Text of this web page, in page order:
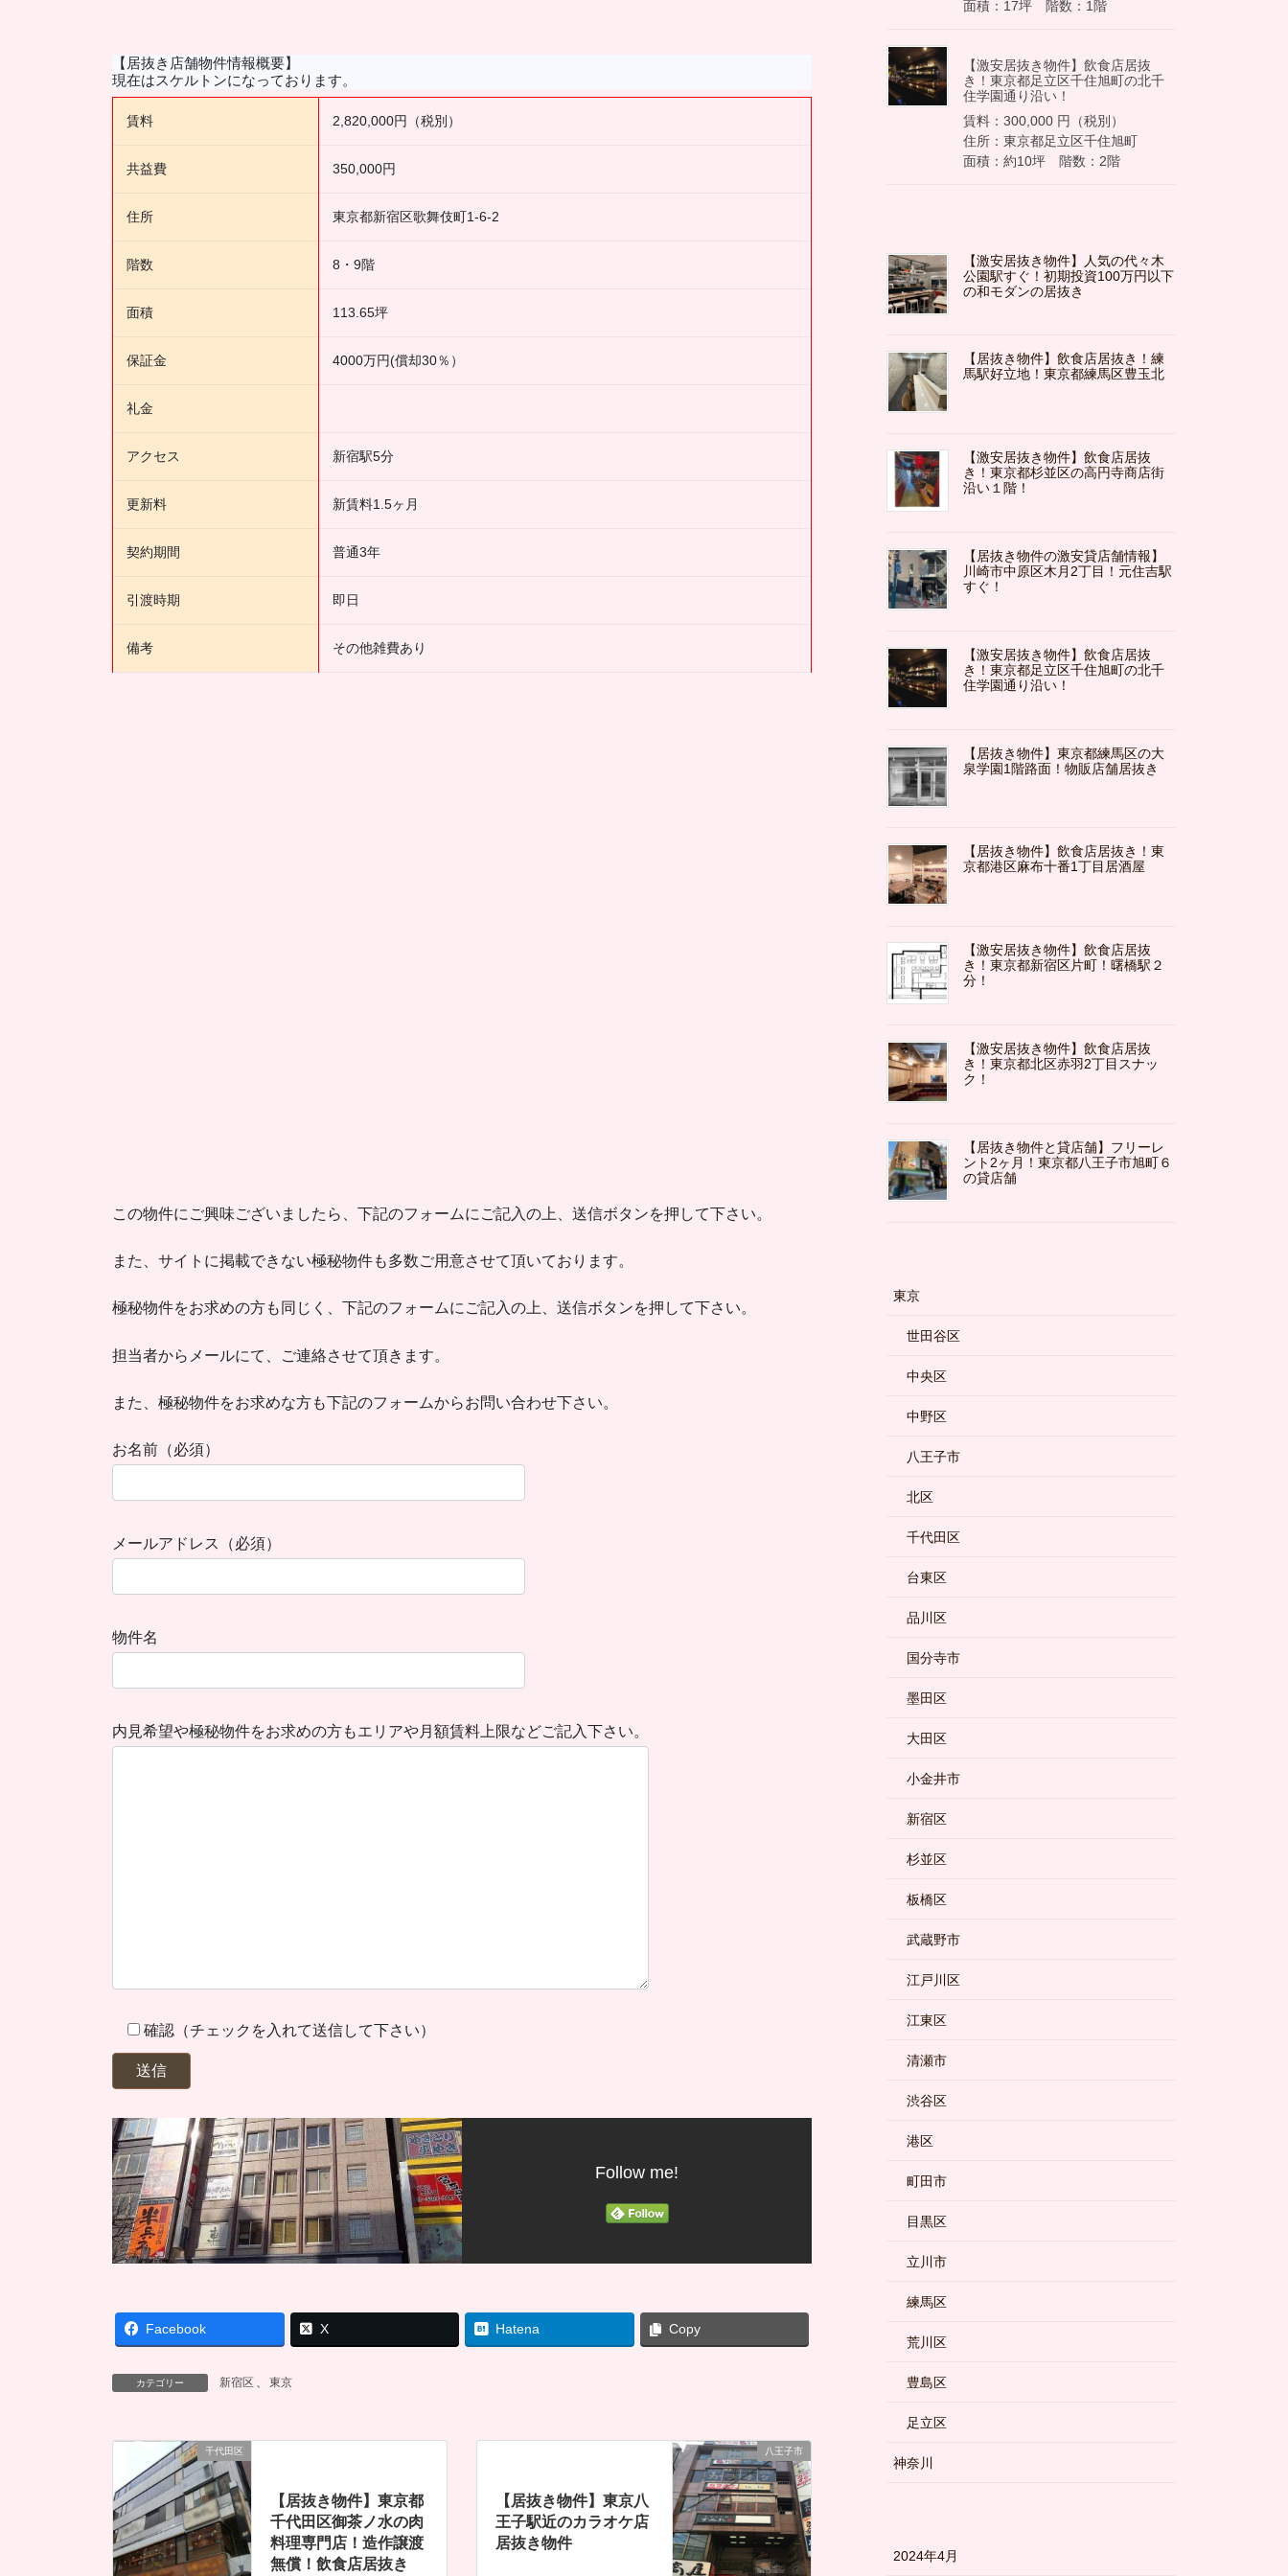
【居抜き店舗物件情報概要】
現在はスケルトンになっております。
賃料 2,820,000円（税別）
共益費 350,000円
住所 東京都新宿区歌舞伎町1-6-2
階数 8・9階
面積 113.65坪
保証金 4000万円(償却30％）
礼金
アクセス 新宿駅5分
更新料 新賃料1.5ヶ月
契約期間 普通3年
引渡時期 即日
備考 その他雑費あり
この物件にご興味ございましたら、下記のフォームにご記入の上、送信ボタンを押して下さい。
また、サイトに掲載できない極秘物件も多数ご用意させて頂いております。
極秘物件をお求めの方も同じく、下記のフォームにご記入の上、送信ボタンを押して下さい。
担当者からメールにて、ご連絡させて頂きます。
また、極秘物件をお求めな方も下記のフォームからお問い合わせ下さい。
お名前（必須）
メールアドレス（必須）
物件名
内見希望や極秘物件をお求めの方もエリアや月額賃料上限などご記入下さい。
確認（チェックを入れて送信して下さい）
Follow me!
Facebook X Hatena Copy
カテゴリー 新宿区 東京
千代田区
【居抜き物件】東京都
千代田区御茶ノ水の肉
料理専門店！造作譲渡
無償！飲食店居抜き
八王子市
【居抜き物件】東京八
王子駅近のカラオケ店
居抜き物件
面積：17坪 階数：1階
【激安居抜き物件】飲食店居抜
き！東京都足立区千住旭町の北千
住学園通り沿い！
賃料：300,000 円（税別）
住所：東京都足立区千住旭町
面積：約10坪 階数：2階
【激安居抜き物件】人気の代々木
公園駅すぐ！初期投資100万円以下
の和モダンの居抜き
【居抜き物件】飲食店居抜き！練
馬駅好立地！東京都練馬区豊玉北
【激安居抜き物件】飲食店居抜
き！東京都杉並区の高円寺商店街
沿い１階！
【居抜き物件の激安貸店舗情報】
川崎市中原区木月2丁目！元住吉駅
すぐ！
【激安居抜き物件】飲食店居抜
き！東京都足立区千住旭町の北千
住学園通り沿い！
【居抜き物件】東京都練馬区の大
泉学園1階路面！物販店舗居抜き
【居抜き物件】飲食店居抜き！東
京都港区麻布十番1丁目居酒屋
【激安居抜き物件】飲食店居抜
き！東京都新宿区片町！曙橋駅２
分！
【激安居抜き物件】飲食店居抜
き！東京都北区赤羽2丁目スナッ
ク！
【居抜き物件と貸店舗】フリーレ
ント2ヶ月！東京都八王子市旭町６
の貸店舗
東京
世田谷区
中央区
中野区
八王子市
北区
千代田区
台東区
品川区
国分寺市
墨田区
大田区
小金井市
新宿区
杉並区
板橋区
武蔵野市
江戸川区
江東区
清瀬市
渋谷区
港区
町田市
目黒区
立川市
練馬区
荒川区
豊島区
足立区
神奈川
2024年4月